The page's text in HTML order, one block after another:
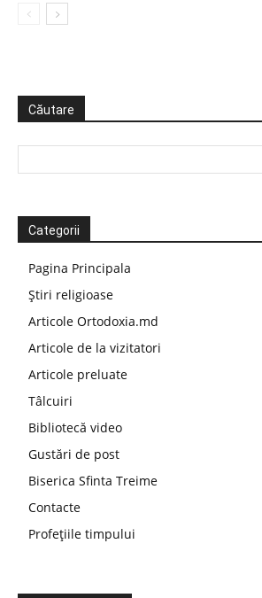
Căutare
Categorii
Pagina Principala
Știri religioase
Articole Ortodoxia.md
Articole de la vizitatori
Articole preluate
Tâlcuiri
Bibliotecă video
Gustări de post
Biserica Sfinta Treime
Contacte
Profețiile timpului